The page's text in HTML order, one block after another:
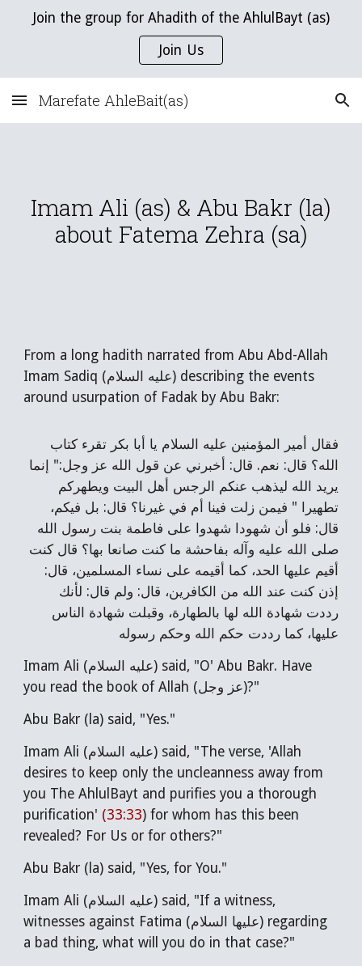
Skip to main content Skip to navigation
Join the group for Ahadith of the AhlulBayt (as)
Join Us
Marefate AhleBait(as)
Imam Ali (as) & Abu Bakr (la)
about Fatema Zehra (sa)
From a long hadith narrated from Abu Abd-Allah
Imam Sadiq (عليه السلام) describing the events
around usurpation of Fadak by Abu Bakr:
فقال أمير المؤمنين عليه السلام يا أبا بكر تقرء كتاب
الله؟ قال: نعم. قال: أخبرني عن قول الله عز وجل:" إنما
يريد الله ليذهب عنكم الرجس أهل البيت ويطهركم
تطهيرا " فيمن زلت فينا أم في غيرنا؟ قال: بل فيكم،
قال: فلو أن شهودا شهدوا على فاطمة بنت رسول الله
صلى الله عليه وآله بفاحشة ما كنت صانعا بها؟ قال كنت
أقيم عليها الحد، كما أقيمه على نساء المسلمين، قال:
إذن كنت عند الله من الكافرين، قال: ولم قال: لأنك
رددت شهادة الله لها بالطهارة، وقبلت شهادة الناس
عليها، كما رددت حكم الله وحكم رسوله
Imam Ali (عليه السلام) said, "O' Abu Bakr. Have
you read the book of Allah (عز وجل)?"
Abu Bakr (la) said, "Yes."
Imam Ali (عليه السلام) said, "The verse, 'Allah
desires to keep only the uncleanness away from
you The AhlulBayt and purifies you a thorough
purification' (33:33) for whom has this been
revealed? For Us or for others?"
Abu Bakr (la) said, "Yes, for You."
Imam Ali (عليه السلام) said, "If a witness,
witnesses against Fatima (عليها السلام) regarding
a bad thing, what will you do in that case?"